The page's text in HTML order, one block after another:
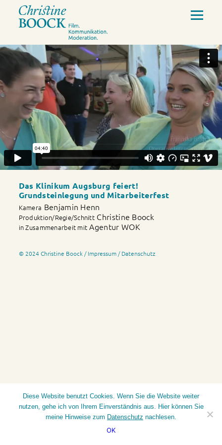
Das Klinikum Augsburg feiert!
Grundsteinlegung und Mitarbeiterfest
Kamera Benjamin Henn
Produktion/Regie/SchnittChristine Boock
in Zusammenarbeit mit Agentur WOK
© 2024 Christine Boock /Impressum/Datenschutz
Diese Website benutzt Cookies. Wenn Sie die Website weiter
nutzen, gehe ich von Ihrem Einverständnis aus. Hier können Sie
meine Hinweise zum Datenschutz nachlesen.
OK